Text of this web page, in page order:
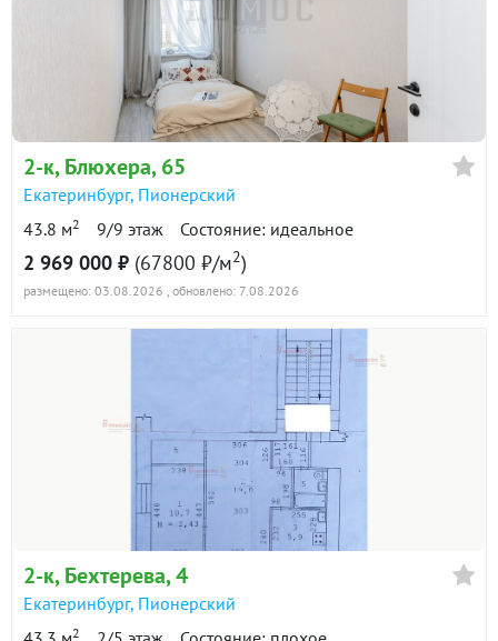
2-к, Блюхера, 65
Екатеринбург, Пионерский
43.8 м2 9/9 этаж Состояние: идеальное
2 969 000 ₽ (67800 ₽/м2)
размещено: 03.08.2026 , обновлено: 7.08.2026
2-к, Бехтерева, 4
Екатеринбург, Пионерский
2